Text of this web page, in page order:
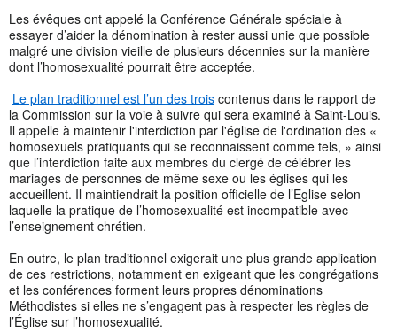
Les évêques ont appelé la Conférence Générale spéciale à
essayer d’aider la dénomination à rester aussi unie que possible
malgré une division vieille de plusieurs décennies sur la manière
dont l’homosexualité pourrait être acceptée.
Le plan traditionnel est l’un des trois contenus dans le rapport de
la Commission sur la voie à suivre qui sera examiné à Saint-Louis.
Il appelle à maintenir l'interdiction par l'église de l'ordination des «
homosexuels pratiquants qui se reconnaissent comme tels, » ainsi
que l’interdiction faite aux membres du clergé de célébrer les
mariages de personnes de même sexe ou les églises qui les
accueillent. Il maintiendrait la position officielle de l’Eglise selon
laquelle la pratique de l’homosexualité est incompatible avec
l’enseignement chrétien.
En outre, le plan traditionnel exigerait une plus grande application
de ces restrictions, notamment en exigeant que les congrégations
et les conférences forment leurs propres dénominations
Méthodistes si elles ne s’engagent pas à respecter les règles de
l’Église sur l’homosexualité.